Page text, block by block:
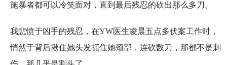
施暴者都可以冷笑面对，直到最后残忍的砍出那么多刀。
我悲愤于凶手的残忍，在YW医生凌晨五点多伏案工作时，
悄然于背后揪住她头发扼住她颈部，连砍数刀，那都不是刺